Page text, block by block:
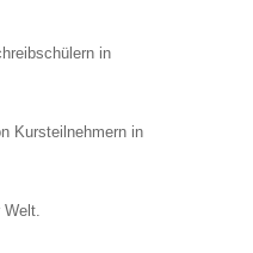
in
Kursteilnehmern in
Welt.